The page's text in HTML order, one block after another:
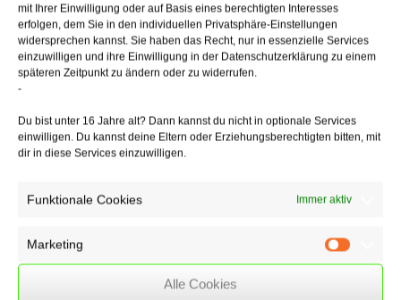
mit Ihrer Einwilligung oder auf Basis eines berechtigten Interesses
erfolgen, dem Sie in den individuellen Privatsphäre-Einstellungen
widersprechen kannst. Sie haben das Recht, nur in essenzielle Services
einzuwilligen und ihre Einwilligung in der Datenschutzerklärung zu einem
späteren Zeitpunkt zu ändern oder zu widerrufen.
-
Du bist unter 16 Jahre alt? Dann kannst du nicht in optionale Services
einwilligen. Du kannst deine Eltern oder Erziehungsberechtigten bitten, mit
dir in diese Services einzuwilligen.
Funktionale Cookies Immer aktiv
Marketing
Alle Cookies
den ein Hotelgast erwarten durfte. Falls die Rollstuhlrampe diesem
Standard
nicht entsprach, entstand eine Gefährdungslage, in der ein Warnschild
dem Hinweis auf die Rutschgefahr bei Nässe nicht ausreicht.
25/03/2020 / WSSK
Überden Autor
wssk-admin